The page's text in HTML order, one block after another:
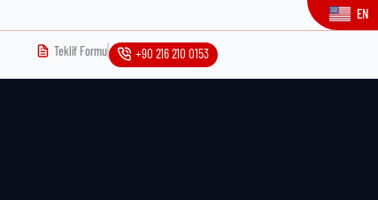
EN
Teklif Formu +90 216 210 0153